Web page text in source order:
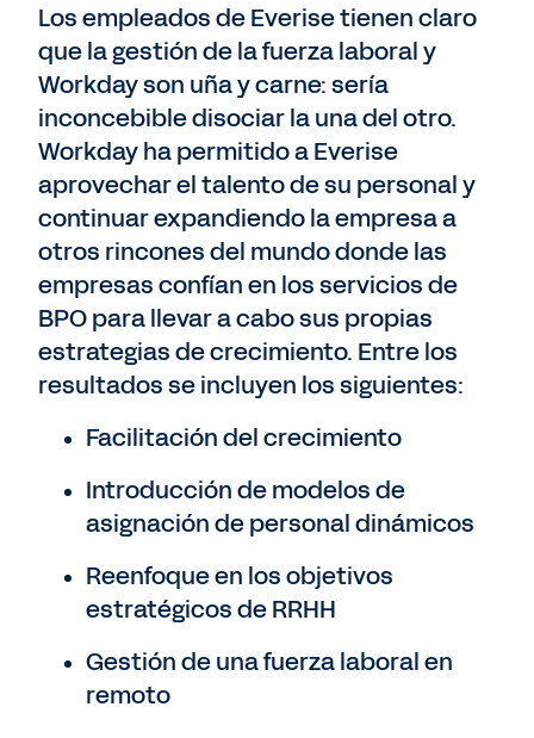
Los empleados de Everise tienen claro
que la gestión de la fuerza laboral y
Workday son uña y carne: sería
inconcebible disociar la una del otro.
Workday ha permitido a Everise
aprovechar el talento de su personal y
continuar expandiendo la empresa a
otros rincones del mundo donde las
empresas confían en los servicios de
BPO para llevar a cabo sus propias
estrategias de crecimiento. Entre los
resultados se incluyen los siguientes:
Facilitación del crecimiento
Introducción de modelos de
asignación de personal dinámicos
Reenfoque en los objetivos
estratégicos de RRHH
Gestión de una fuerza laboral en
remoto